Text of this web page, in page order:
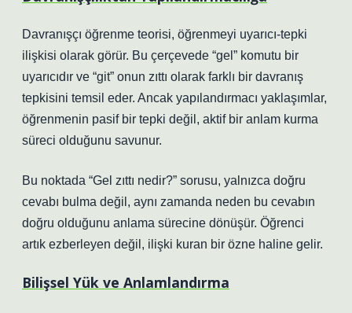
Davranışçı öğrenme teorisi, öğrenmeyi uyarıcı-tepki
ilişkisi olarak görür. Bu çerçevede “gel” komutu bir
uyarıcıdır ve “git” onun zıttı olarak farklı bir davranış
tepkisini temsil eder. Ancak yapılandırmacı yaklaşımlar,
öğrenmenin pasif bir tepki değil, aktif bir anlam kurma
süreci olduğunu savunur.
Bu noktada “Gel zıttı nedir?” sorusu, yalnızca doğru
cevabı bulma değil, aynı zamanda neden bu cevabın
doğru olduğunu anlama sürecine dönüşür. Öğrenci
artık ezberleyen değil, ilişki kuran bir özne haline gelir.
Bilişsel Yük ve Anlamlandırma